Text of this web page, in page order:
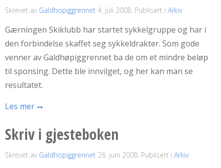
Skrevet av Galdhopiggrennet 4. juli 2008 . Publisert i Arkiv
Gærningen Skiklubb har startet sykkelgruppe og har i
den forbindelse skaffet seg sykkeldrakter. Som gode
venner av Galdhøpiggrennet ba de om et mindre beløp
til sponsing. Dette ble innvilget, og her kan man se
resultatet.
Les mer
Skriv i gjesteboken
Skrevet av Galdhopiggrennet 26. juni 2008 . Publisert i Arkiv